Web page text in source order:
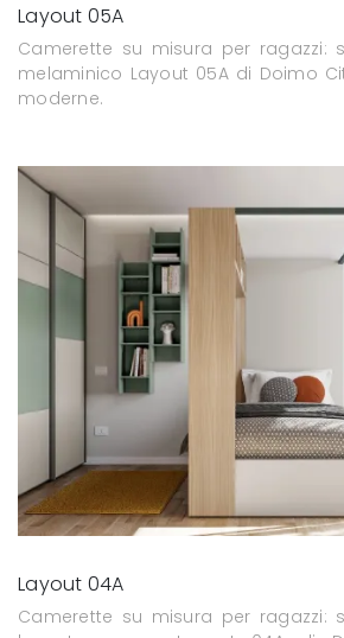
Layout 05A
Camerette su misura per ragazzi:
melaminico Layout 05A di Doimo
moderne.
Layout 04A
Camerette su misura per ragazzi: